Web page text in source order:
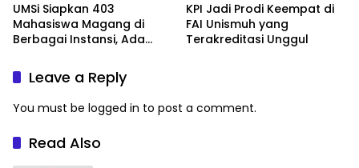
UMSi Siapkan 403
Mahasiswa Magang di
Berbagai Instansi, Ada
Taiwan
KPI Jadi Prodi Keempat di
FAI Unismuh yang
Terakreditasi Unggul
Leave a Reply
You must be logged in to post a comment.
Read Also